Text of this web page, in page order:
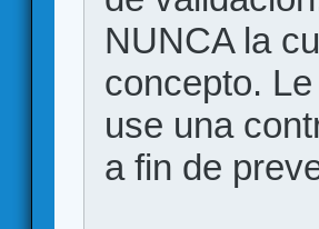
NUNCA la
concepto.
use una
a fin de